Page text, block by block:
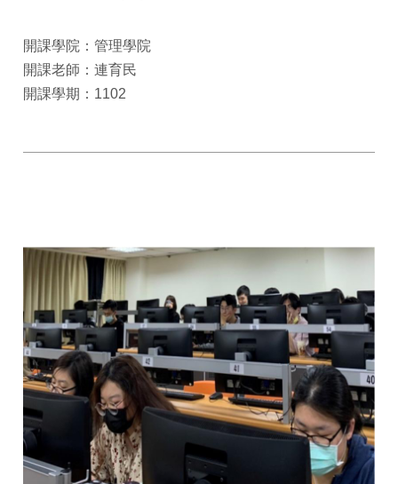
開課學院：管理學院
開課老師：連育民
開課學期：1102